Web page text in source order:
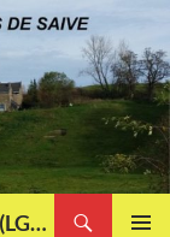
Cercle Royal des Marcheurs de Saive (LG013)